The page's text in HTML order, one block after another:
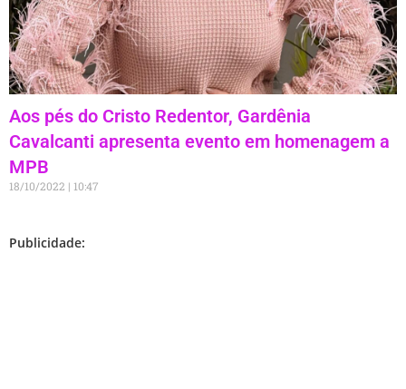
Aos pés do Cristo Redentor, Gardênia
Cavalcanti apresenta evento em homenagem a
MPB
18/10/2022 10:47
Publicidade: